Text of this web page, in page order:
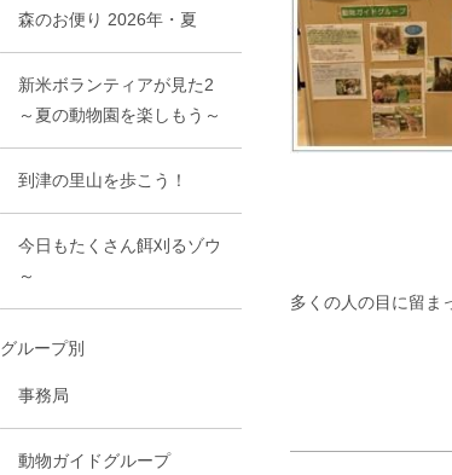
多くの人の目に留ま
森のお便り 2026年・夏
新米ボランティアが見た2
～夏の動物園を楽しもう～
到津の里山を歩こう！
今日もたくさん餌刈るゾウ
～
グループ別
事務局
動物ガイドグループ